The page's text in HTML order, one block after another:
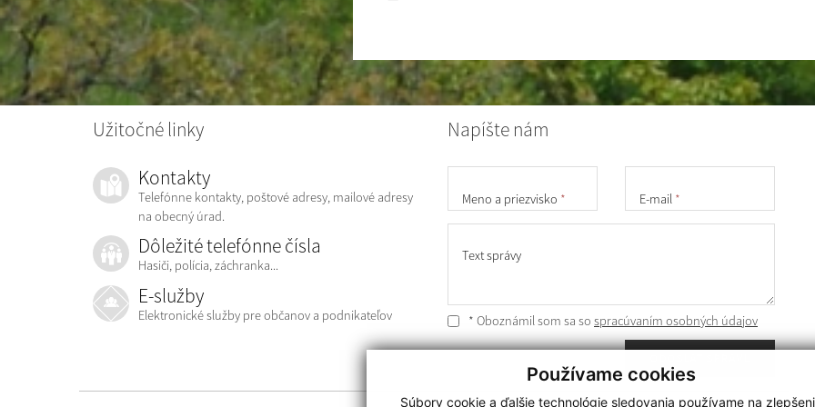
Používame cookies
Súbory cookie a ďalšie technológie sledovania používame na
Napíšte nám
Meno a priezvisko * E-mail *
Text správy
* Oboznámil som sa so spracúvaním osobných údajov
Užitočné linky
Kontakty
Telefónne kontakty, poštové adresy, mailové adresy
na obecný úrad.
Dôležité telefónne čísla
Hasiči, polícia, záchranka...
E-služby
Elektronické služby pre občanov a podnikateľov